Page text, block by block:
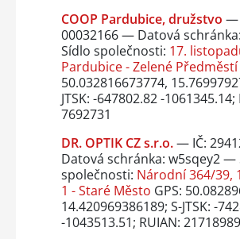
COOP Pardubice, družstvo —
00032166 — Datová
Sídlo společnosti: 17.
Pardubice - Zelené Předměstí
50.032816673774,
JTSK: -647802.82 -1061345.14;
7692731
DR. OPTIK CZ s.r.o.— IČ:
Datová schránka: w5sqey2 —
společnosti: Národní 364/39,
1 - Staré Město GPS:
14.420969386189; S-JTSK: -
-1043513.51; RUIAN: 21718989